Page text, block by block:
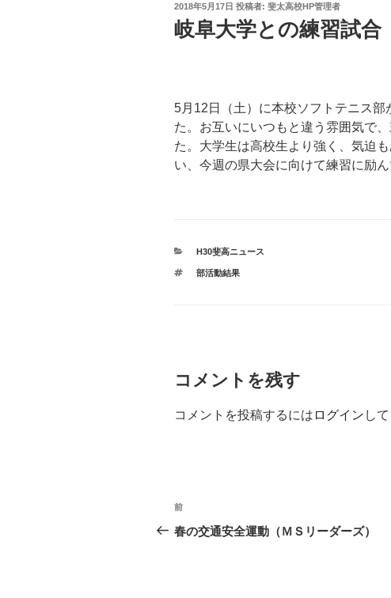
投
稿
日:
2018年5月17日 投稿者: 斐太高校HP管理者
岐阜大学との練習試合
5月12日（土）に本校ソフトテニス
た。お互いにいつもと違う雰囲気で
た。大学生は高校生より強く、気迫
い、今週の県大会に向けて練習に励ん
カ
ゴ
H30斐高ニュース
タ
部活動結果
コメントを残す
コメントを投稿するには ログイン し
投
稿
前
の
前
春の交通安全運動（ＭＳリーダーズ）